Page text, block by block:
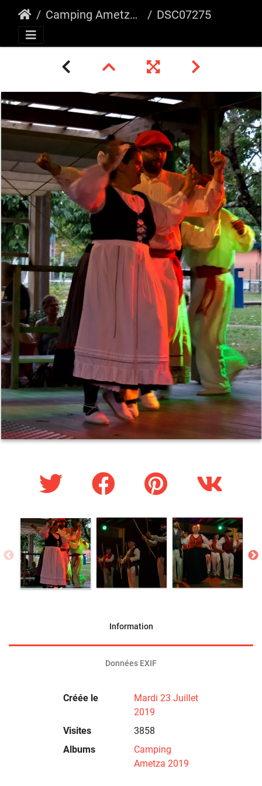
Camping Ametza 2019 DSC07275
Information
Données EXIF
Créée le
Mardi 23 Juillet
2019
Visites
3858
Albums
Camping
Ametza 2019